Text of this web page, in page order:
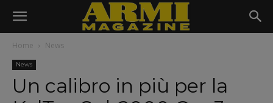
Home News
News
Un calibro in più per la